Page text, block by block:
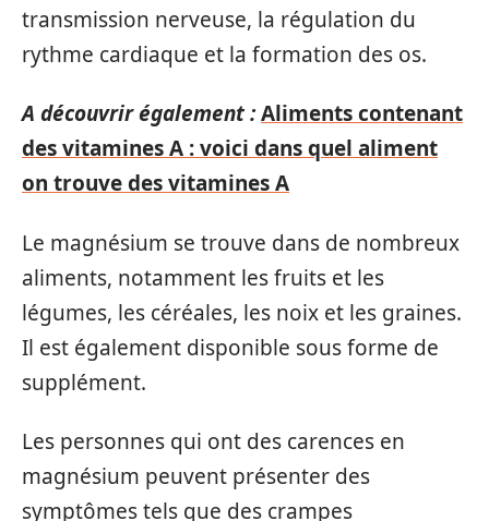
transmission nerveuse, la régulation du
rythme cardiaque et la formation des os.
A découvrir également :Aliments contenant
des vitamines A : voici dans quel aliment
on trouve des vitamines A
Le magnésium se trouve dans de nombreux
aliments, notamment les fruits et les
légumes, les céréales, les noix et les graines.
Il est également disponible sous forme de
supplément.
Les personnes qui ont des carences en
magnésium peuvent présenter des
symptômes tels que des crampes